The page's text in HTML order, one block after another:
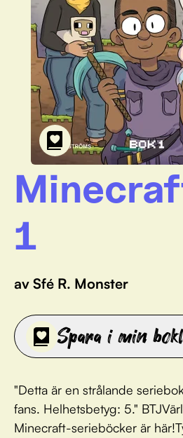
1
av Sfé R. Monster
Spara i min
"Detta är en strålande
fans. Helhetsbetyg: 5."
Minecraft-serieböcker är